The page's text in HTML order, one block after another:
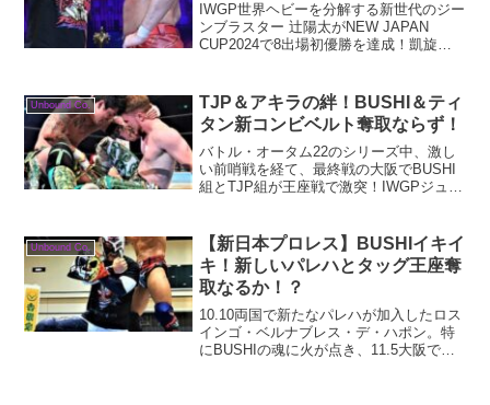
IWGP世界ヘビーを分解する新世代のジー
ンブラスター 辻陽太がNEW JAPAN
CUP2024で8出場初優勝を達成！凱旋時
国国技館で実現させます。もし、ここで
内藤に...
Unbound Co.
TJP＆アキラの絆！BUSHI＆ティ
タン新コンビベルト奪取ならず！
バトル・オータム22のシリーズ中、激し
い前哨戦を経て、最終戦の大阪でBUSHI
組とTJP組が王座戦で激突！IWGPジュニ
Unbound Co.
【新日本プロレス】BUSHIイキイ
キ！新しいパレハとタッグ王座奪
取なるか！？
10.10両国で新たなパレハが加入したロス
インゴ・ベルナブレス・デ・ハポン。特
にBUSHIの魂に火が点き、11.5大阪で、